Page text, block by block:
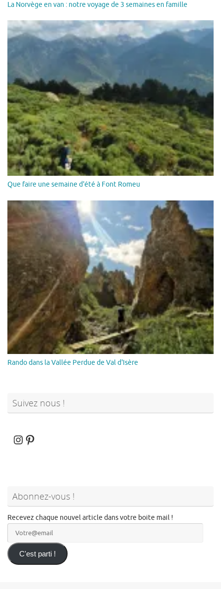
La Norvège en van : notre voyage de 3 semaines en famille
Que faire une semaine d'été à Font Romeu
Rando dans la Vallée Perdue de Val d'Isère
Suivez nous !
Instagram
Pinterest
Abonnez-vous !
Recevez chaque nouvel article dans votre boite mail !
C'est parti !